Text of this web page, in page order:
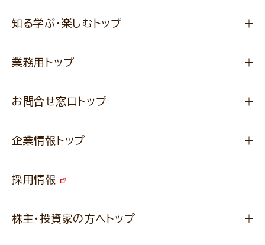
健康食品・他
新商品・リニューアル商品
通販サイト一覧
作り方動画
みなさまのレシピはこちら
知る学ぶ・楽しむトップ
ふっくらパンをつくりましょう
キャンペーン
業務用トップ
ニップンの アマニ 業務用サイト
ベジカフェブランドサイト
お問合せ窓口トップ
改善事例
業務用商品のお問合せ
企業情報トップ
事業紹介
採用情報
株主・投資家の方へトップ